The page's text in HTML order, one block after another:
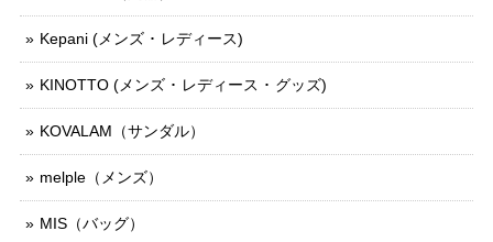
Kepani (メンズ ･ レディース)
KINOTTO (メンズ ･ レディース ･ グッズ)
KOVALAM（サンダル）
melple（メンズ）
MIS（バッグ）